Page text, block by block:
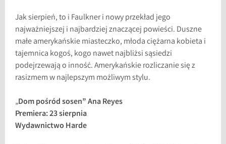
Jak sierpień, to i Faulkner i nowy przekład jego
najważniejszej i najbardziej znaczącej powieści. Duszne
małe amerykańskie miasteczko, młoda ciężarna kobieta i
tajemnica kogoś, kogo nawet najbliżsi sąsiedzi
podejrzewają o inność. Amerykańskie rozliczanie się z
rasizmem w najlepszym możliwym stylu.
„Dom pośród sosen” Ana Reyes
Premiera: 23 sierpnia
Wydawnictwo Harde